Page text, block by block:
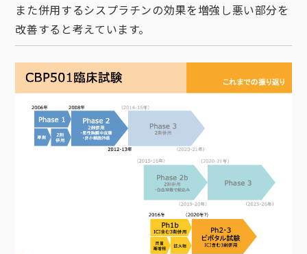
また併用するシスプラチンの効果を増強し悪い部分を
改善すると考えています。